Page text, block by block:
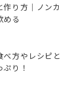
り方｜ノンカ
める
方やレシピと
り！